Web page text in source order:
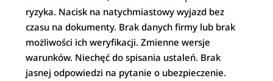
ryzyka. Nacisk na natychmiastowy wyjazd bez
czasu na dokumenty. Brak danych firmy lub brak
możliwości ich weryfikacji. Zmienne wersje
warunków. Niechęć do spisania ustaleń. Brak
jasnej odpowiedzi na pytanie o ubezpieczenie.